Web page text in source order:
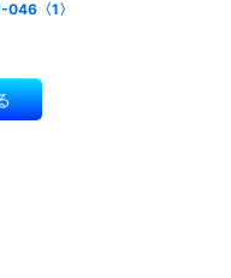
046〈1〉